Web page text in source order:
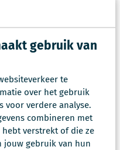
gebruik van
te
over het gebruik
voor verdere analyse.
combineren met
verstrekt of die ze
jouw gebruik van hun
etc.
en
van
in Veiligheid
samen met jouw
bieden die aansluiten
doelstellingen.
te ontdekken hoe